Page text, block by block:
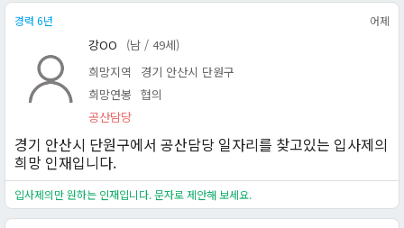
경력 6년 어제
강OO
(남 / 49세)
희망지역
경기 안산시 단원구
희망연봉 협의
공산담당
경기 안산시 단원구에서 공산담당 일자리를 찾고있는 입사제의
희망 인재입니다.
입사제의만 원하는 인재입니다. 문자로 제안해 보세요.